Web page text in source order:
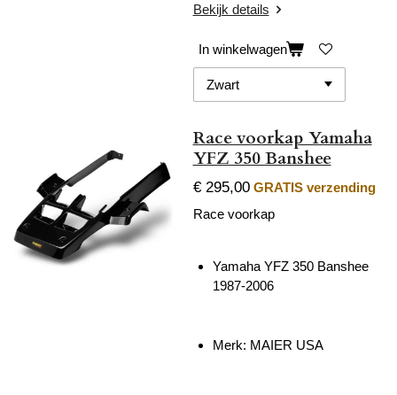
Bekijk details
In winkelwagen
Race voorkap Yamaha
YFZ 350 Banshee
€ 295,00 GRATIS verzending
Race voorkap
Yamaha YFZ 350 Banshee
1987-2006
Merk: MAIER USA